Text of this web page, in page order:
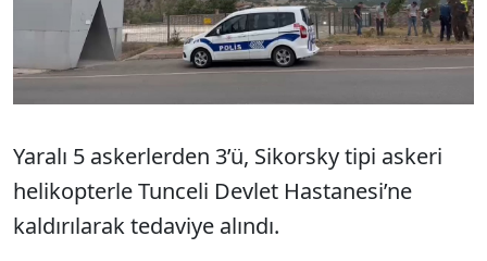
Yaralı 5 askerlerden 3’ü, Sikorsky tipi askeri
helikopterle Tunceli Devlet Hastanesi’ne
kaldırılarak tedaviye alındı.